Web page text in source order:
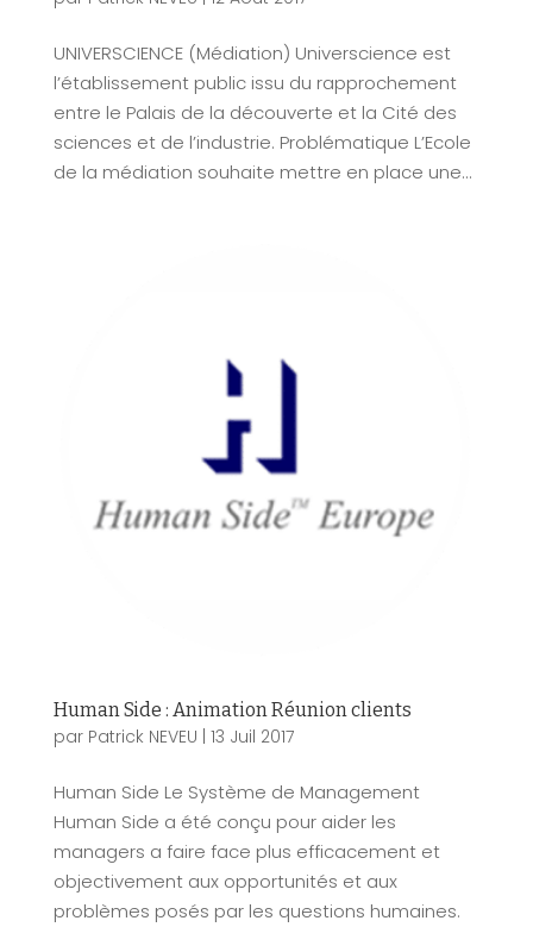
UNIVERSCIENCE (Médiation) Universcience est
l’établissement public issu du rapprochement
entre le Palais de la découverte et la Cité des
sciences et de l’industrie. Problématique L’Ecole
de la médiation souhaite mettre en place une...
Human Side : Animation Réunion clients
par Patrick NEVEU 13 Juil 2017
Human Side Le Système de Management
Human Side a été conçu pour aider les
managers a faire face plus efficacement et
objectivement aux opportunités et aux
problèmes posés par les questions humaines.